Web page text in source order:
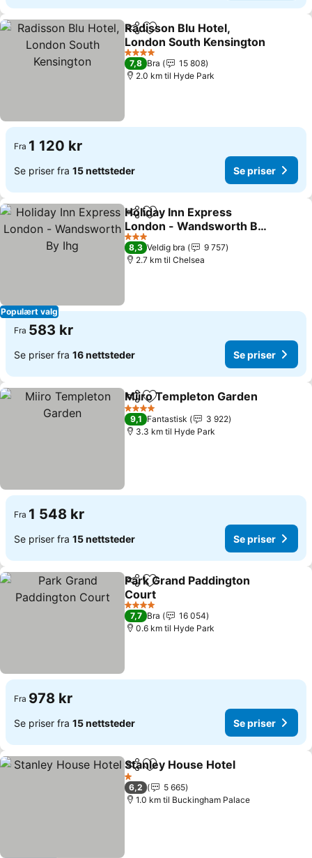
Del Legg til i favoritter
Radisson Blu Hotel,
London South Kensington
Se priser
4 Stjerner
7,8 Bra
15 808
2.0 km til Hyde Park
Fra 1 120 kr
Se priser fra 15 nettsteder Se priser
Populært valg
Del Legg til i favoritter
Holiday Inn Express
London - Wandsworth By
Ihg
Se priser
3 Stjerner
8,3 Veldig bra
9 757
2.7 km til Chelsea
Fra 583 kr
Se priser fra 16 nettsteder Se priser
Del Legg til i favoritter
Miiro Templeton Garden
4 Stjerner
9,1 Fantastisk
3 922
3.3 km til Hyde Park
Fra 1 548 kr
Se priser fra 15 nettsteder Se priser
Del Legg til i favoritter
Park Grand Paddington
Court
Se priser
4 Stjerner
7,7 Bra
16 054
0.6 km til Hyde Park
Fra 978 kr
Se priser fra 15 nettsteder Se priser
Del Legg til i favoritter
Stanley House Hotel
1 Stjerner
6,2
5 665
1.0 km til Buckingham Palace